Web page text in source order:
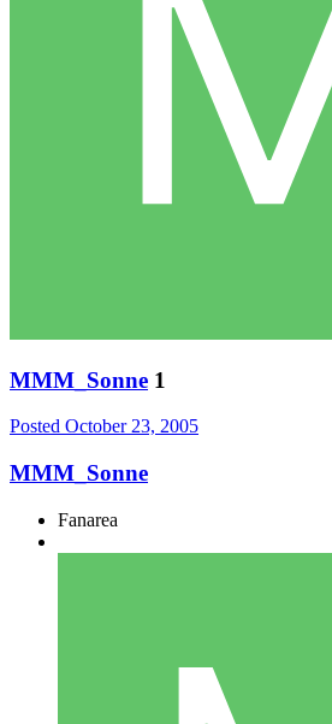
MMM_Sonne 1
Posted October 23, 2005
MMM_Sonne
Fanarea